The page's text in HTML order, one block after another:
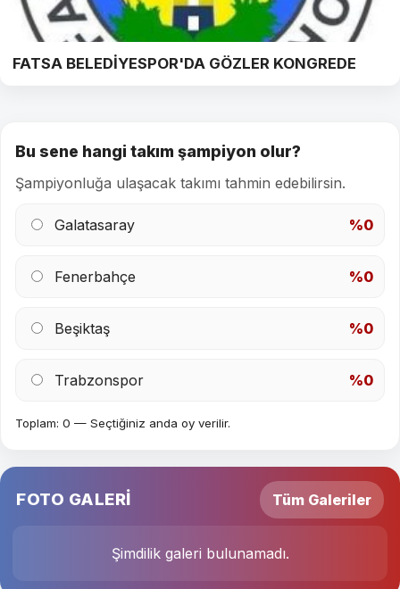
FATSA BELEDİYESPOR'DA GÖZLER KONGREDE
Bu sene hangi takım şampiyon olur?
Şampiyonluğa ulaşacak takımı tahmin edebilirsin.
Galatasaray %0
Fenerbahçe %0
Beşiktaş %0
Trabzonspor %0
Toplam: 0 — Seçtiğiniz anda oy verilir.
FOTO GALERİ Tüm Galeriler
Şimdilik galeri bulunamadı.